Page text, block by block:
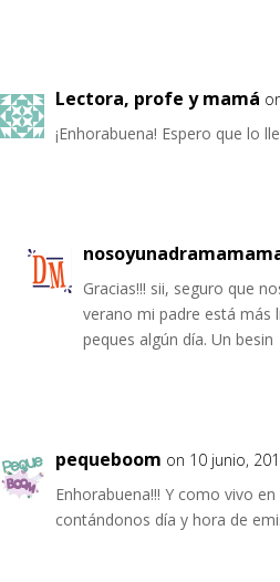
Lectora, profe y mamá
¡Enhorabuena! Espero que lo
Gracias!!! sii, seguro que
verano mi padre está más
peques algún día. Un besin
pequeboom on 10 junio,
Enhorabuena!!! Y como vivo
contándonos día y hora de